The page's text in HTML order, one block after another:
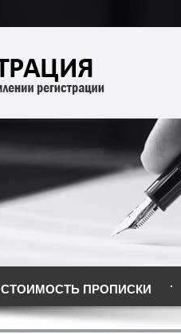
СТОИМОСТЬ ПРОПИСКИ